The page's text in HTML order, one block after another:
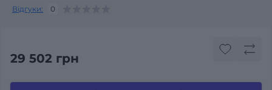
Відгуки: 0
29 502 грн